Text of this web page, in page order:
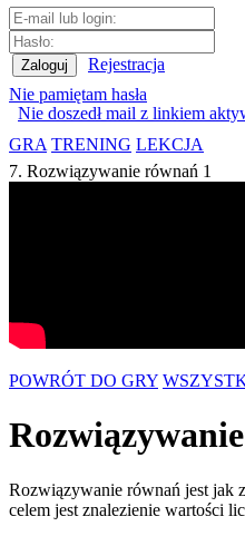
Rejestracja
Nie pamiętam hasła
Nie doszedł mail z linkiem
GRA TRENING LEKCJA
7. Rozwiązywanie równań 1
POWRÓT DO GRY
Rozwiązywanie równań jest jak
celem jest znalezienie wartości